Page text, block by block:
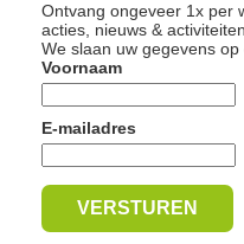
Ontvang ongeveer 1x per
acties, nieuws &
We slaan uw gegevens
Voornaam
E-mailadres